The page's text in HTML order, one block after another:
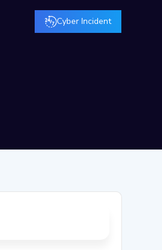
Cyber Incident